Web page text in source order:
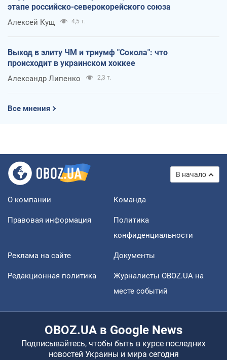
этапе российско-северокорейского союза
Алексей Кущ 4,5 т.
Выход в элиту ЧМ и триумф "Сокола": что
происходит в украинском хоккее
Александр Липенко 2,3 т.
Все мнения
В начало
О компании Команда
Правовая информация
Политика
конфиденциальности
Реклама на сайте Документы
Редакционная политика
Журналисты OBOZ.UA на
месте событий
OBOZ.UA в Google News
Подписывайтесь, чтобы быть в курсе последних
новостей Украины и мира сегодня